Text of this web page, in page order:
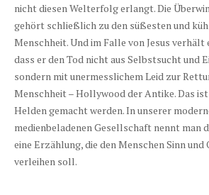
nicht diesen Welterfolg erlangt. Die
gehört schließlich zu den süßesten und
Menschheit. Und im Falle von Jesus verhält
dass er den Tod nicht aus Selbstsucht und
sondern mit unermesslichem Leid zur
Menschheit – Hollywood der Antike. Das
Helden gemacht werden. In unserer
medienbeladenen Gesellschaft nennt man
eine Erzählung, die den Menschen Sinn
verleihen soll.